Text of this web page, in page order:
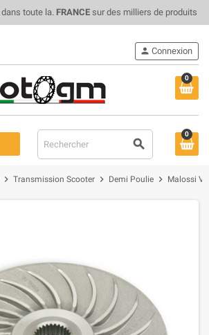
toute la. FRANCEsur des milliers de produits
0
search
person Connexion
0
chevron_right Transmission Scooter chevron_right Demi Poulie chevron_right Malossi